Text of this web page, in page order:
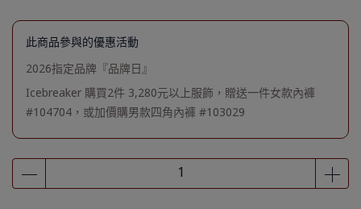
此商品參與的優惠活動
2026指定品牌『品牌日』
Icebreaker 購買2件 3,280元以上服飾，贈送一件女款內褲
#104704，或加價購男款四角內褲 #103029